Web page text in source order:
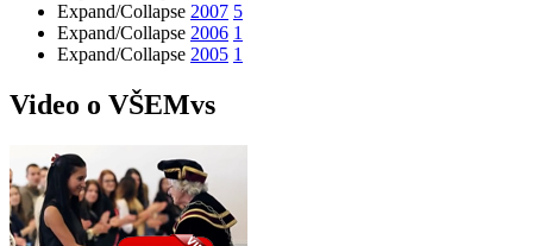
Expand/Collapse 2007 5
Expand/Collapse 2006 1
Expand/Collapse 2005 1
Video o VŠEMvs